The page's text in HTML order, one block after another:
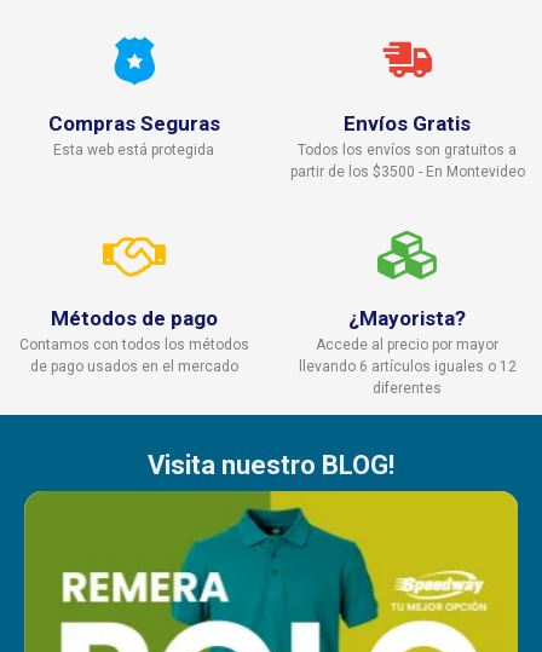
Compras Seguras
Esta web está protegida
Envíos Gratis
Todos los envíos son gratuitos a
partir de los $3500 - En Montevideo
Métodos de pago
Contamos con todos los métodos
de pago usados en el mercado
¿Mayorista?
Accede al precio por mayor
llevando 6 artículos iguales o 12
diferentes
Visita nuestro BLOG!